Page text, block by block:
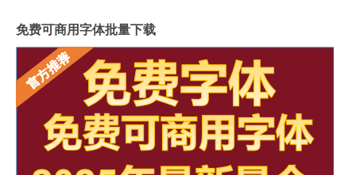
免费可商用字体批量下载